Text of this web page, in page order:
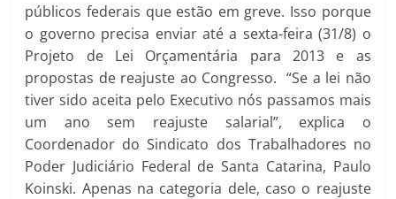
públicos federais que estão em greve. Isso porque
o governo precisa enviar até a sexta-feira (31/8) o
Projeto de Lei Orçamentária para 2013 e as
propostas de reajuste ao Congresso. “Se a lei não
tiver sido aceita pelo Executivo nós passamos mais
um ano sem reajuste salarial”, explica o
Coordenador do Sindicato dos Trabalhadores no
Poder Judiciário Federal de Santa Catarina, Paulo
Koinski. Apenas na categoria dele, caso o reajuste